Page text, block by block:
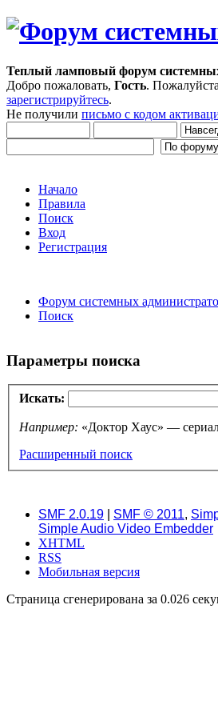
Теплый ламповый форум
Добро пожаловать, Гость.
зарегистрируйтесь.
Не получили письмо с кодом
Начало
Правила
Поиск
Вход
Регистрация
Форум системных
Поиск
Параметры поиска
Искать:
Например: «Доктор Хаус» —
Расширенный поиск
SMF 2.0.19 SMF © 2011,
Simple Audio Video Embedder
XHTML
RSS
Мобильная версия
Страница сгенерирована за 0.026